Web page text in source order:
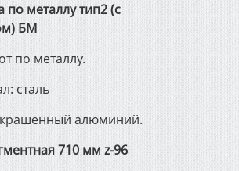
малярный
сантехника,
и канализация
и освещение
по металлу тип2 (с
БМ
по металлу.
сталь
алюминий.
710 мм z-96